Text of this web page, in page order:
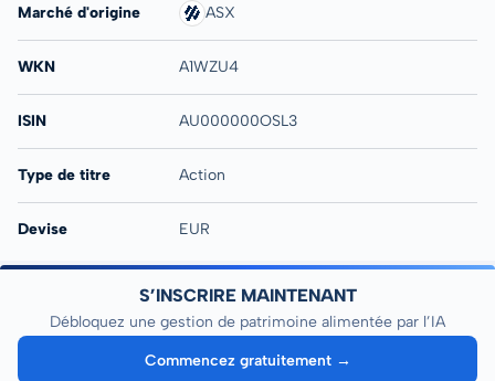
Marché d'origine ASX
WKN A1WZU4
ISIN AU000000OSL3
Type de titre Action
Devise EUR
S’INSCRIRE MAINTENANT
Débloquez une gestion de patrimoine alimentée par l’IA
Commencez gratuitement →